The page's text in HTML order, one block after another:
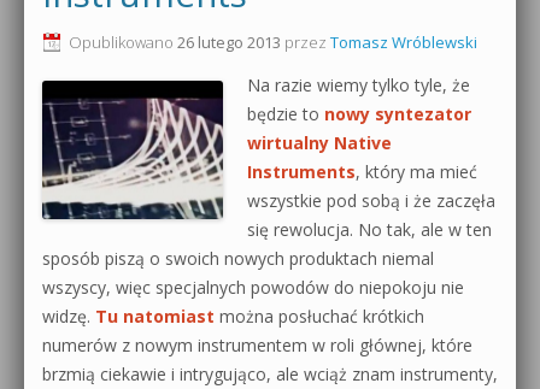
Produkcja muzyczna od podstaw
Sylenth1 od podstaw
Sound Forge od podstaw
Dubstep z syntezatorem Massive
Kontakt 5 Kompendium
Pakiety
0dB.pl - informacje
Newsletter
Materiały dla mediów
Archiwum aktualności
Polityka prywatności
Regulamin
Działanie sklepu internetowego
Opublikowano 26 lutego 2013 przez Tomasz Wróblewski
Na razie wiemy tylko tyle, że
będzie to nowy syntezator
wirtualny Native
Instruments, który ma mieć
wszystkie pod sobą i że zaczęła
się rewolucja. No tak, ale w ten
sposób piszą o swoich nowych produktach niemal
wszyscy, więc specjalnych powodów do niepokoju nie
widzę. Tu natomiast można posłuchać krótkich
numerów z nowym instrumentem w roli głównej, które
brzmią ciekawie i intrygująco, ale wciąż znam instrumenty,